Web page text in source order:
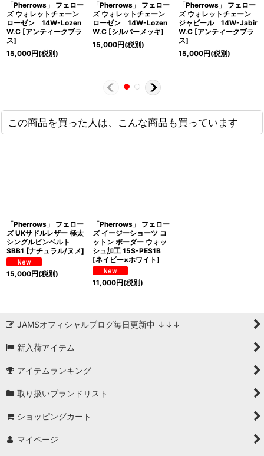
「Pherrows」 フェロー
ズ ウォレットチェーン
ローゼン 14W-Lozen
W.C [アンティークブラ
ス]
15,000円(税別)
「Pherrows」 フェロー
ズ ウォレットチェーン
ローゼン 14W-Lozen
W.C [シルバーメッキ]
15,000円(税別)
「Pherrows」 フェロー
ズ ウォレットチェーン
ジャビール 14W-Jabir
W.C [アンティークブラ
ス]
15,000円(税別)
この商品を買った人は、こんな商品も買っています
「Pherrows」 フェロー
ズ UKサドルレザー 極太
シングルピンベルト
SBB1 [ナチュラル/ヌメ]
15,000円(税別)
「Pherrows」 フェロー
ズ イージーショーツ コ
ットン ボーダー ウォッ
シュ加工 15S-PES1B
[ネイビー×ホワイト]
11,000円(税別)
JAMSオフィシャルブログ毎日更新中 ↓↓↓
新入荷アイテム
アイテムランキング
取り扱いブランドリスト
ショッピングカート
マイページ